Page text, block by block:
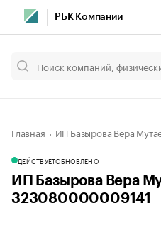
РБК Компании
Главная ИП Базырова Вера
ДЕЙСТВУЕТОБНОВЛЕНО
ИП Базырова Вера
323080000009141